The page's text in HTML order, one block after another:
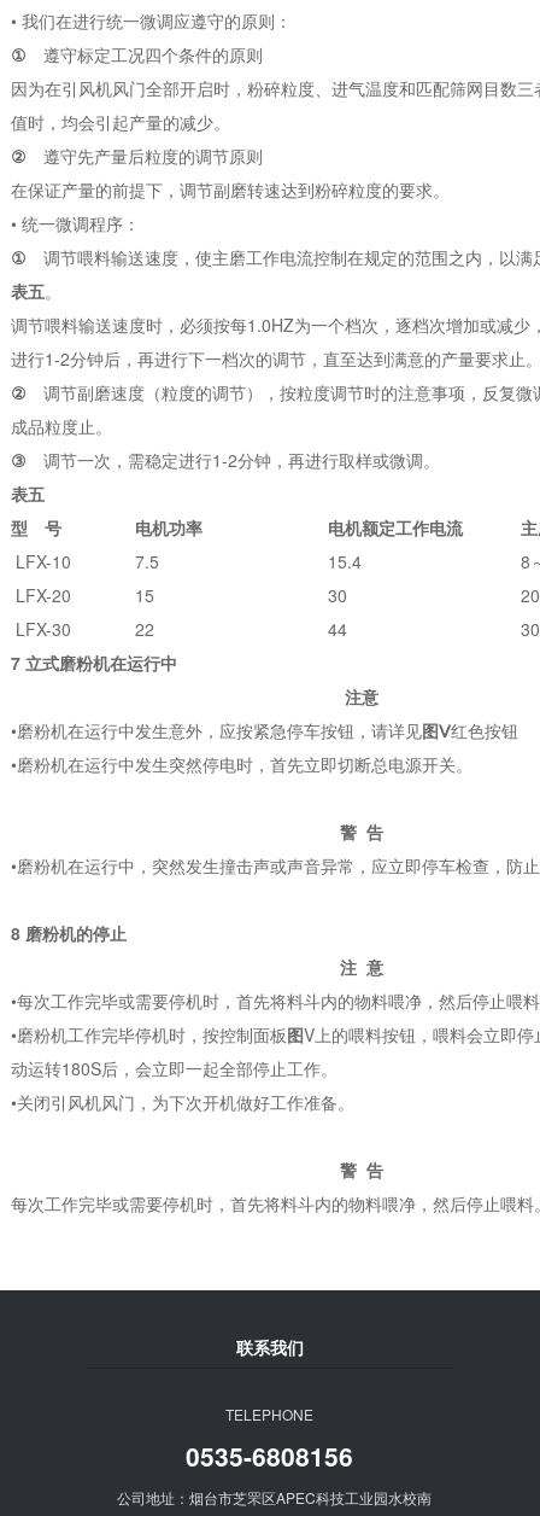
• 我们在进行统一微调应遵守的原则：
① 遵守标定工况四个条件的原则
因为在引风机风门全部开启时，粉碎粒度、进气温度和匹配筛网目数
值时，均会引起产量的减少。
② 遵守先产量后粒度的调节原则
在保证产量的前提下，调节副磨转速达到粉碎粒度的要求。
• 统一微调程序：
① 调节喂料输送速度，使主磨工作电流控制在规定的范围之内，以
表五。
调节喂料输送速度时，必须按每1.0HZ为一个档次，逐档次增加或减少
进行1-2分钟后，再进行下一档次的调节，直至达到满意的产量要求止
② 调节副磨速度（粒度的调节），按粒度调节时的注意事项，反复
成品粒度止。
③ 调节一次，需稳定进行1-2分钟，再进行取样或微调。
表五
型 号
电机功率 电机额定工作电流
LFX-10
7.5 15.4
8
LFX-20
15 30
LFX-30
22 44
7 立式磨粉机在运行中
注意
•磨粉机在运行中发生意外，应按紧急停车按钮，请详见图Ⅴ红色按钮
•磨粉机在运行中发生突然停电时，首先立即切断总电源开关。
警 告
•磨粉机在运行中，突然发生撞击声或声音异常，应立即停车检查，防
8 磨粉机的停止
注 意
•每次工作完毕或需要停机时，首先将料斗内的物料喂净，然后停止喂
•磨粉机工作完毕停机时，按控制面板图V上的喂料按钮，喂料会立即
动运转180S后，会立即一起全部停止工作。
•关闭引风机风门，为下次开机做好工作准备。
警 告
每次工作完毕或需要停机时，首先将料斗内的物料喂净，然后停止喂
联系我们
TELEPHONE
0535-6808156
公司地址：烟台市芝罘区APEC科技工业园水校南